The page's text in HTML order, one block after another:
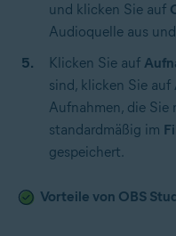
und klicken Sie auf
Audioquelle aus
Klicken Sie auf
sind, klicken Sie auf
Aufnahmen, die Sie
standardmäßig im
gespeichert.
Vorteile von OBS